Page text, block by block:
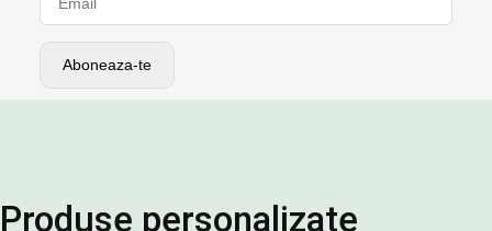
Produse personalizate